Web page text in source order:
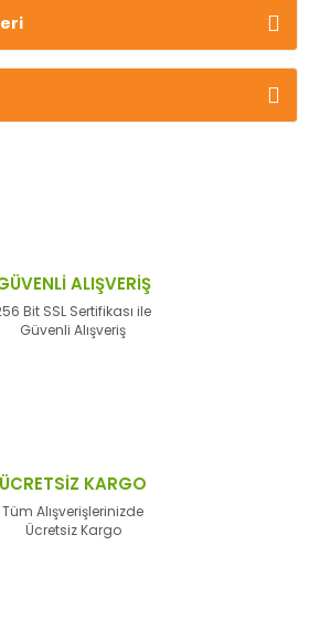
ALIŞVERİŞ
Bit SSL Sertifikası ile
Güvenli Alışveriş
ÜCRETSİZ KARGO
Tüm Alışverişlerinizde
Ücretsiz Kargo